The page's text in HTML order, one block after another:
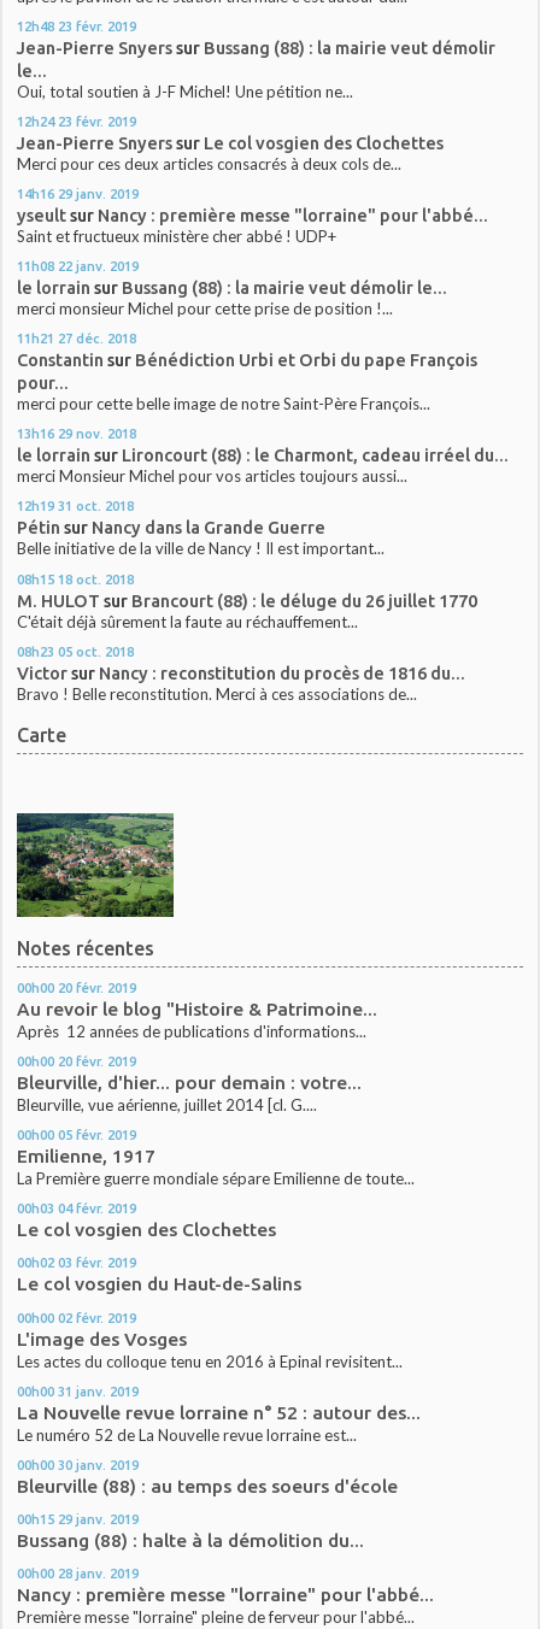
12h48 23 févr. 2019
Jean-Pierre Snyerssur Bussang (88) : la mairie veut démolir
le...
Oui, total soutien à J-F Michel! Une pétition ne...
12h24 23 févr. 2019
Jean-Pierre Snyerssur Le col vosgien des Clochettes
Merci pour ces deux articles consacrés à deux cols de...
14h16 29 janv. 2019
yseultsur Nancy : première messe "lorraine" pour l'abbé...
Saint et fructueux ministère cher abbé ! UDP+
11h08 22 janv. 2019
le lorrain sur Bussang (88) : la mairie veut démolir le...
merci monsieur Michel pour cette prise de position !...
11h21 27 déc. 2018
Constantin sur Bénédiction Urbi et Orbi du pape François
pour...
merci pour cette belle image de notre Saint-Père François...
13h16 29 nov. 2018
le lorrain sur Lironcourt (88) : le Charmont, cadeau irréel du...
merci Monsieur Michel pour vos articles toujours aussi...
12h19 31 oct. 2018
Pétin sur Nancy dans la Grande Guerre
Belle initiative de la ville de Nancy ! Il est important...
08h15 18 oct. 2018
M. HULOT sur Brancourt (88) : le déluge du 26 juillet 1770
C'était déjà sûrement la faute au réchauffement...
08h23 05 oct. 2018
Victorsur Nancy : reconstitution du procès de 1816 du...
Bravo ! Belle reconstitution. Merci à ces associations de...
Carte
Notes récentes
00h00 20 févr. 2019
Au revoir le blog "Histoire & Patrimoine...
Après 12 années de publications d'informations...
00h00 20 févr. 2019
Bleurville, d'hier... pour demain : votre...
Bleurville, vue aérienne, juillet 2014 [cl. G....
00h00 05 févr. 2019
Emilienne, 1917
La Première guerre mondiale sépare Emilienne de toute...
00h03 04 févr. 2019
Le col vosgien des Clochettes
00h02 03 févr. 2019
Le col vosgien du Haut-de-Salins
00h00 02 févr. 2019
L'image des Vosges
Les actes du colloque tenu en 2016 à Epinal revisitent...
00h00 31 janv. 2019
La Nouvelle revue lorraine n° 52 : autour des...
Le numéro 52 de La Nouvelle revue lorraine est...
00h00 30 janv. 2019
Bleurville (88) : au temps des soeurs d'école
00h15 29 janv. 2019
Bussang (88) : halte à la démolition du...
00h00 28 janv. 2019
Nancy : première messe "lorraine" pour l'abbé...
Première messe "lorraine" pleine de ferveur pour l'abbé...